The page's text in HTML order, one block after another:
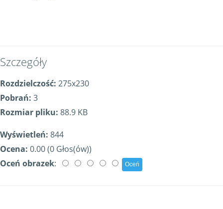
Szczegóły
Rozdzielczość: 275x230
Pobrań: 3
Rozmiar pliku: 88.9 KB
Wyświetleń: 844
Ocena: 0.00 (0 Głos(ów))
Oceń obrazek: